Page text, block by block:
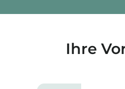
Ihre